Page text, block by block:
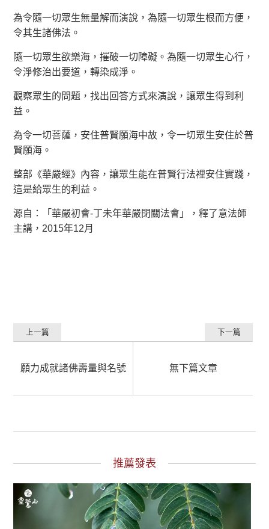
為令隨一切眾生無量解而演說，為隨一切眾生根而方便，
令其生諸佛法。
隨一切眾生欲樂海，摧破一切障礙。為隨一切眾生心行，
令淨修治出要道，轉染成淨。
觀察眾生的問題，找出回答方式來演說，讓眾生得到利
益。
為令一切菩薩，安住普賢願海中故，令一切眾生安住於普
賢願海。
整部《華嚴經》內容，讓眾生能在普賢行法裡安住實踐，
這是給眾生的利益。
源自：「華嚴初會-丁未年華嚴閉關法會」，釋了意法師
主講，2015年12月
願力成就諸佛壽量與名號
上一篇
無下篇文章
下一篇
推薦發表